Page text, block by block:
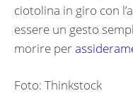
ciotolina in giro con
essere un gesto
morire per
Foto: Thinkstock